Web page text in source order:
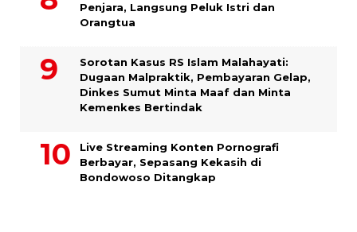
Penjara, Langsung Peluk Istri dan
Orangtua
Sorotan Kasus RS Islam Malahayati:
Dugaan Malpraktik, Pembayaran Gelap,
Dinkes Sumut Minta Maaf dan Minta
Kemenkes Bertindak
Live Streaming Konten Pornografi
Berbayar, Sepasang Kekasih di
Bondowoso Ditangkap